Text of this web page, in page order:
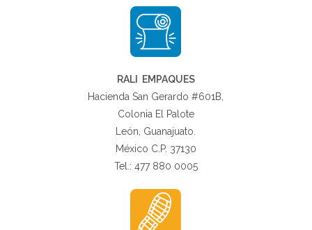
RALI EMPAQUES
Hacienda San Gerardo #601B,
Colonia El Palote
León, Guanajuato.
México C.P. 37130
Tel.: 477 880 0005